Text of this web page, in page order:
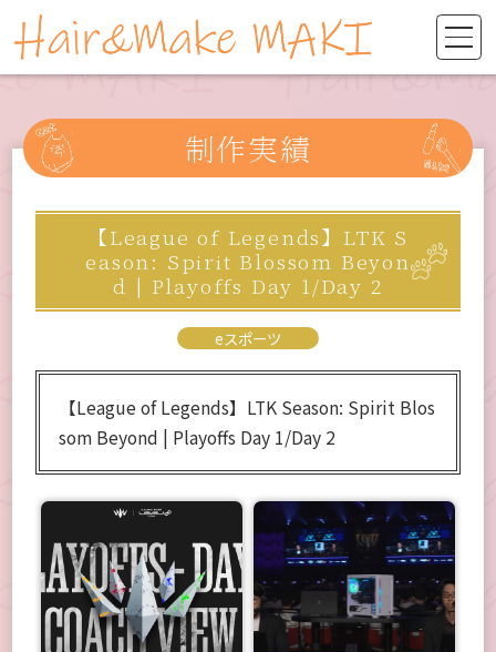
制作実績
【League of Legends】LTK S
eason: Spirit Blossom Beyon
d | Playoffs Day 1/Day 2
eスポーツ
【League of Legends】LTK Season: Spirit Blos
som Beyond | Playoffs Day 1/Day 2